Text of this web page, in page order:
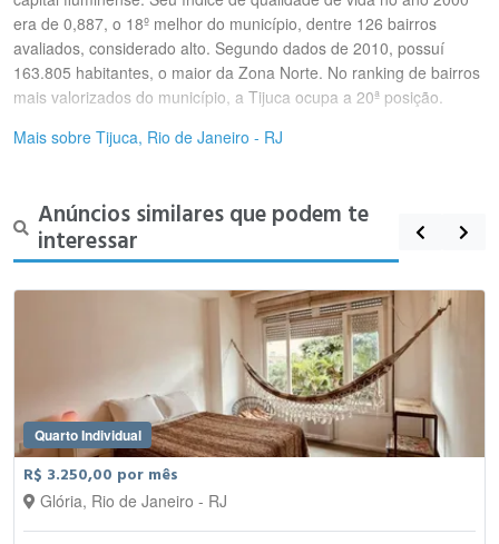
era de 0,887, o 18º melhor do município, dentre 126 bairros
avaliados, considerado alto. Segundo dados de 2010, possuí
163.805 habitantes, o maior da Zona Norte. No ranking de bairros
mais valorizados do município, a Tijuca ocupa a 20ª posição.
Mais sobre Tijuca, Rio de Janeiro - RJ
Anúncios similares que podem te
interessar
Quarto Individual
R$ 3.250,00 por mês
Glória, Rio de Janeiro - RJ